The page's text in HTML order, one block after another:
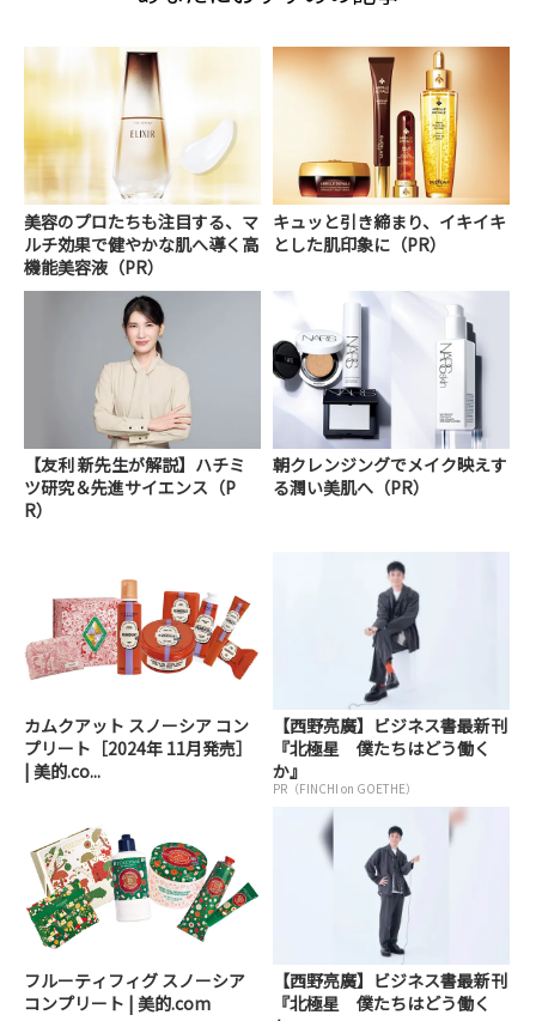
美容のプロたちも注目する、マ
ルチ効果で健やかな肌へ導く高
機能美容液（PR）
キュッと引き締まり、イキイキ
とした肌印象に（PR）
【友利 新先生が解説】ハチミ
ツ研究＆先進サイエンス（P
R）
朝クレンジングでメイク映えす
る潤い美肌へ（PR）
カムクアット スノーシア コン
プリート［2024年 11月発売］
| 美的.co...
【西野亮廣】ビジネス書最新刊
『北極星 僕たちはどう働く
か』
PR（FINCHI on GOETHE）
フルーティフィグ スノーシア
コンプリート | 美的.com
【西野亮廣】ビジネス書最新刊
『北極星 僕たちはどう働く